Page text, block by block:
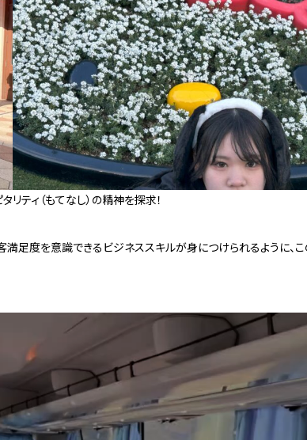
ティ（もてなし）の精神を探求！
足度を意識できるビジネススキルが身につけられるように、